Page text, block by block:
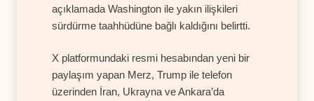
açıklamada Washington ile yakın ilişkileri
sürdürme taahhüdüne bağlı kaldığını belirtti.
X platformundaki resmi hesabından yeni bir
paylaşım yapan Merz, Trump ile telefon
üzerinden İran, Ukrayna ve Ankara’da